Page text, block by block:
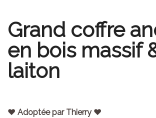
Grand coffre
en bois massif
laiton
♥ Adoptée par Thierry ♥